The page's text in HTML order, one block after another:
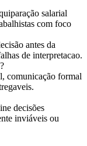
salarial
com foco
antes da
de interpretacao.
comunicação formal
decisões
inviáveis ou